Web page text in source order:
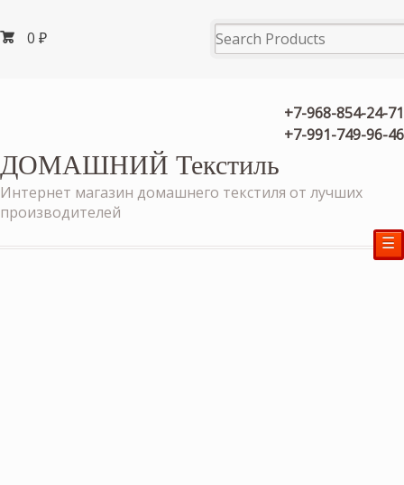
0 ₽
+7-968-854-24-71
+7-991-749-96-46
ДОМАШНИЙ Текстиль
Интернет магазин домашнего текстиля от лучших
производителей
☰